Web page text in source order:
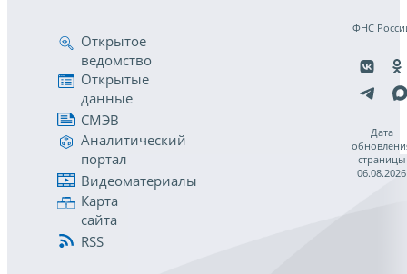
Открытое
ведомство
Открытые
данные
СМЭВ
Аналитический
портал
Видеоматериалы
Карта
сайта
RSS
ФНС
Дата
страницы
06.08.2026